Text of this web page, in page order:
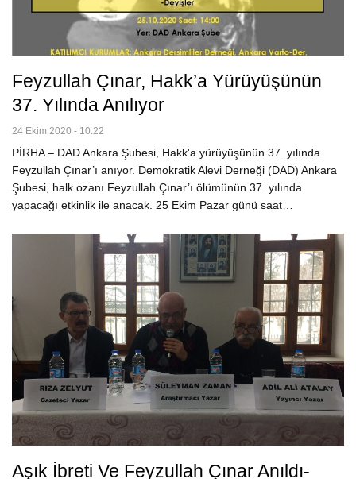
Feyzullah Çınar, Hakk’a Yürüyüşünün
37. Yılında Anılıyor
24 Ekim 2020 - 10:22
PİRHA – DAD Ankara Şubesi, Hakk'a yürüyüşünün 37. yılında
Feyzullah Çınar’ı anıyor. Demokratik Alevi Derneği (DAD) Ankara
Şubesi, halk ozanı Feyzullah Çınar’ı ölümünün 37. yılında
yapacağı etkinlik ile anacak. 25 Ekim Pazar günü saat…
Aşık İbreti Ve Feyzullah Çınar Anıldı-